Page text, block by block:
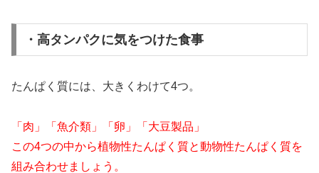
・高タンパクに気をつけた食事
たんぱく質には、大きくわけて4つ。
「肉」「魚介類」「卵」「大豆製品」
この4つの中から植物性たんぱく質と動物性たんぱく質を
組み合わせましょう。